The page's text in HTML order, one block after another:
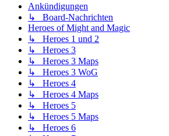
Ankündigungen
↳ Board-Nachrichten
Heroes of Might and Magic
↳ Heroes 1 und 2
↳ Heroes 3
↳ Heroes 3 Maps
↳ Heroes 3 WoG
↳ Heroes 4
↳ Heroes 4 Maps
↳ Heroes 5
↳ Heroes 5 Maps
↳ Heroes 6